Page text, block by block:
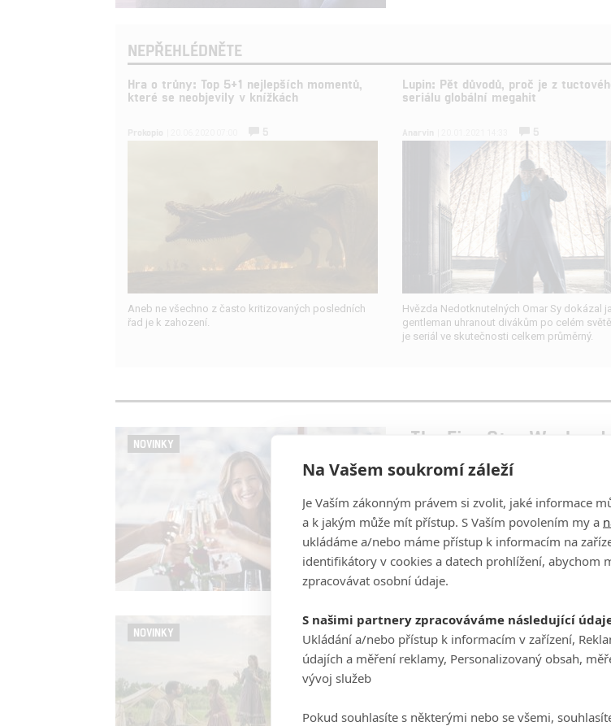
NEPŘEHLÉDNĚTE
Hra o trůny: Top 5+1 nejlepších momentů,
které se neobjevily v knížkách
Aneb ne všechno z často kritizovaných posledních
řad je k zahození.
Lupin: Pět důvodů, proč je z
seriálu globální megahit
Hvězda Nedotknutelných Omar Sy dokázal
gentleman uhranout divákům po celém
je seriál ve skutečnosti celkem průměrný.
NOVINKY
The Five Star Weekend:
Jennifer Garner v novém
seriálu trpí po ztrátě
Rudmen | 08.07.2026 22:40
0
Ztrátu nejmilovanějšího pomohou
přítelkyně. Pusťte si trailer.
NOVINKY
Domek v prérii: Netflix
westernovou novinku
Na Vašem soukromí záleží
Je Vaším zákonným právem si zvolit, jaké informace
a k jakým může mít přístup. S Vaším povolením my a
ukládáme a/nebo máme přístup k informacím na
identifikátory v cookies a datech prohlížení, abychom
zpracovávat osobní údaje.
S našimi partnery zpracováváme následující
Ukládání a/nebo přístup k informacím v zařízení,
údajích a měření reklamy, Personalizovaný obsah,
vývoj služeb
Pokud souhlasíte s některými nebo se všemi,